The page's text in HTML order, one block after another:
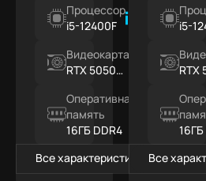
Процессор
i5-12400F
Видеокарта
RTX 5050
Оперативная
память
16ГБ DDR4
Все характеристики
i5-
RTX
16ГБ
Все